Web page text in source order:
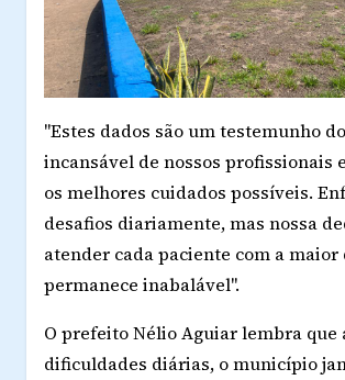
"Estes dados são um testemunho
incansável de nossos profissionais
os melhores cuidados possíveis.
desafios diariamente, mas nossa
atender cada paciente com a maior
permanece inabalável".
O prefeito Nélio Aguiar lembra que
dificuldades diárias, o município